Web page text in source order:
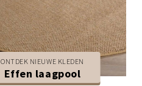
ONTDEK NIEUWE KLEDEN
Effen laagpool